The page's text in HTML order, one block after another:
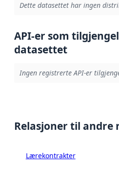
Dette datasettet har ingen
API-er som
datasettet
Ingen registrerte API-er
Relasjoner til andre
Lærekontrakter